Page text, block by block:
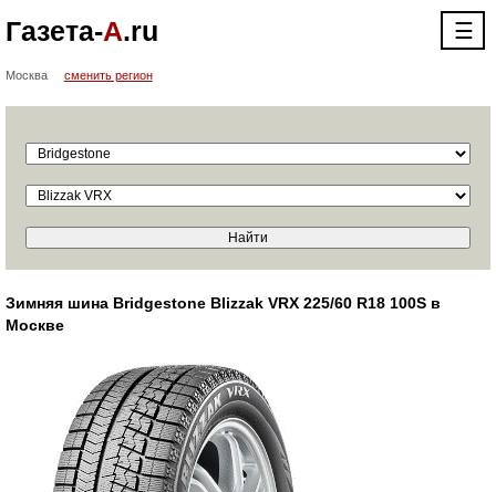
Газета-А.ru ☰
Москва сменить регион
Зимняя шина Bridgestone Blizzak VRX 225/60 R18 100S в
Москве